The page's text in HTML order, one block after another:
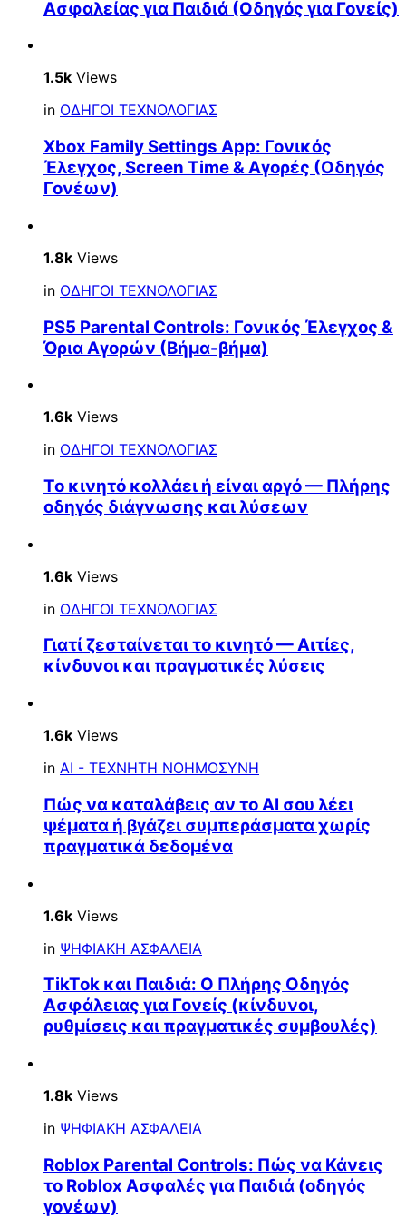
Ασφαλείας για Παιδιά (Οδηγός για Γονείς)
1.5k Views
in ΟΔΗΓΟΙ ΤΕΧΝΟΛΟΓΙΑΣ
Xbox Family Settings App: Γονικός
Έλεγχος, Screen Time & Αγορές (Οδηγός
Γονέων)
1.8k Views
in ΟΔΗΓΟΙ ΤΕΧΝΟΛΟΓΙΑΣ
PS5 Parental Controls: Γονικός Έλεγχος &
Όρια Αγορών (Βήμα-βήμα)
1.6k Views
in ΟΔΗΓΟΙ ΤΕΧΝΟΛΟΓΙΑΣ
Το κινητό κολλάει ή είναι αργό — Πλήρης
οδηγός διάγνωσης και λύσεων
1.6k Views
in ΟΔΗΓΟΙ ΤΕΧΝΟΛΟΓΙΑΣ
Γιατί ζεσταίνεται το κινητό — Αιτίες,
κίνδυνοι και πραγματικές λύσεις
1.6k Views
in AI - ΤΕΧΝΗΤΗ ΝΟΗΜΟΣΥΝΗ
Πώς να καταλάβεις αν το AI σου λέει
ψέματα ή βγάζει συμπεράσματα χωρίς
πραγματικά δεδομένα
1.6k Views
in ΨΗΦΙΑΚΗ ΑΣΦΑΛΕΙΑ
TikTok και Παιδιά: Ο Πλήρης Οδηγός
Ασφάλειας για Γονείς (κίνδυνοι,
ρυθμίσεις και πραγματικές συμβουλές)
1.8k Views
in ΨΗΦΙΑΚΗ ΑΣΦΑΛΕΙΑ
Roblox Parental Controls: Πώς να Κάνεις
το Roblox Ασφαλές για Παιδιά (οδηγός
γονέων)